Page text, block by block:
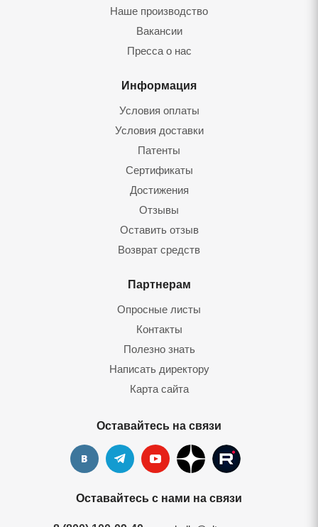
Наше производство
Вакансии
Пресса о нас
Информация
Условия оплаты
Условия доставки
Патенты
Сертификаты
Достижения
Отзывы
Оставить отзыв
Возврат средств
Партнерам
Опросные листы
Контакты
Полезно знать
Написать директору
Карта сайта
Оставайтесь на связи
Оставайтесь с нами на связи